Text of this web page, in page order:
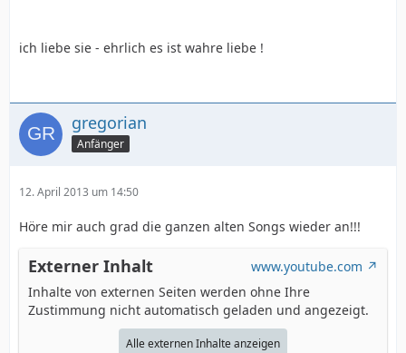
ich liebe sie - ehrlich es ist wahre liebe !
gregorian
Anfänger
12. April 2013 um 14:50
Höre mir auch grad die ganzen alten Songs wieder an!!!
Externer Inhalt
www.youtube.com
Inhalte von externen Seiten werden ohne Ihre
Zustimmung nicht automatisch geladen und angezeigt.
Alle externen Inhalte anzeigen